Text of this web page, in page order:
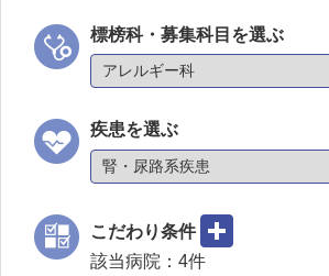
標榜科・募集科目を選ぶ
疾患を選ぶ
こだわり条件
該当病院： 4件